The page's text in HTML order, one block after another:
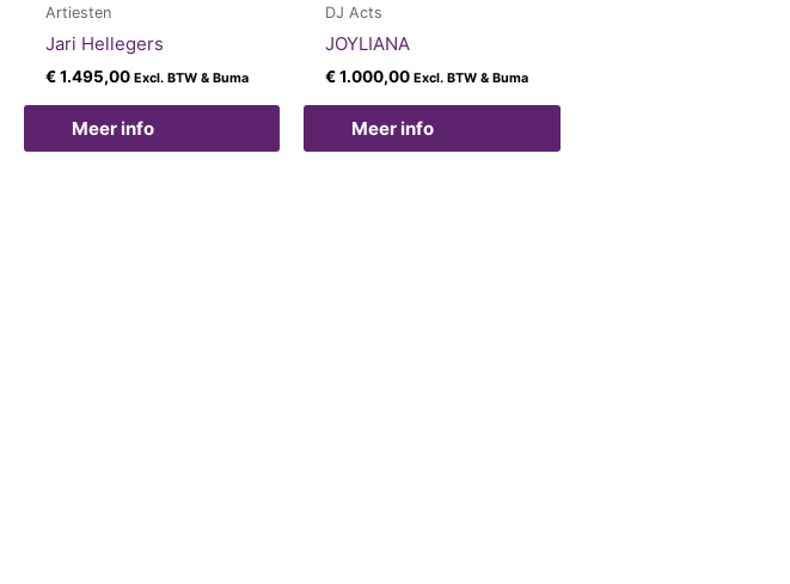
Artiesten
Jari Hellegers
€1.495,00 Excl. BTW & Buma
Meer info
DJ Acts
JOYLIANA
€1.000,00 Excl. BTW & Buma
Meer info